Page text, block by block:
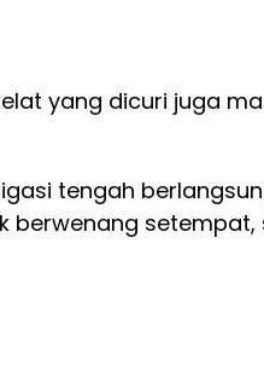
yang dicuri juga
tengah
berwenang setempat,